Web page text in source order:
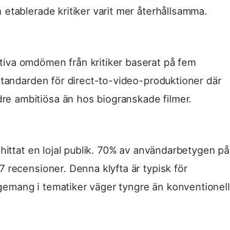
kritiker varit mer återhållsamma.
omdömen från kritiker baserat på fem
för direct-to-video-produktioner där
ambitiösa än hos biogranskade filmer.
en lojal publik. 70% av användarbetygen på
recensioner. Denna klyfta är typisk för
i tematiker väger tyngre än konventionell